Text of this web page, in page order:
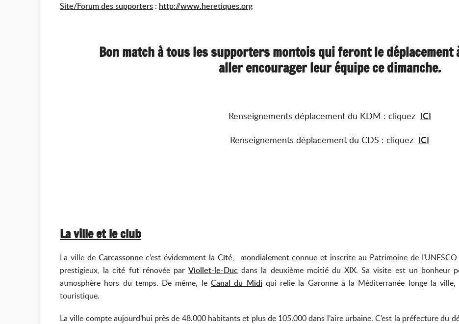
Site/Forum des supporters : http://www.heretiques.org
Bon match à tous les supporters montois qui feront le déplacement
aller encourager leur équipe ce dimanche.
Renseignements déplacement du KDM : cliquez ICI
Renseignements déplacement du CDS : cliquez ICI
La ville et le club
La ville de Carcassonne c’est évidemment la Cité, mondialement connue et inscrite au Patrimoine de
prestigieux, la cité fut rénovée par Viollet-le-Duc dans la deuxième moitié du XIX. Sa visite est un bonheur
atmosphère hors du temps. De même, le Canal du Midi qui relie la Garonne à la Méditerranée longe la
touristique.
La ville compte aujourd’hui près de 48.000 habitants et plus de 105.000 dans l’aire urbaine. C’est la préfecture du